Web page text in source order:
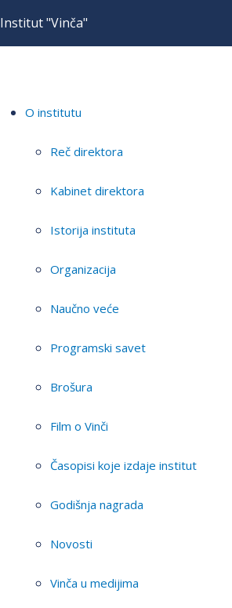
Institut "Vinča"
O institutu
Reč direktora
Kabinet direktora
Istorija instituta
Organizacija
Naučno veće
Programski savet
Brošura
Film o Vinči
Časopisi koje izdaje institut
Godišnja nagrada
Novosti
Vinča u medijima